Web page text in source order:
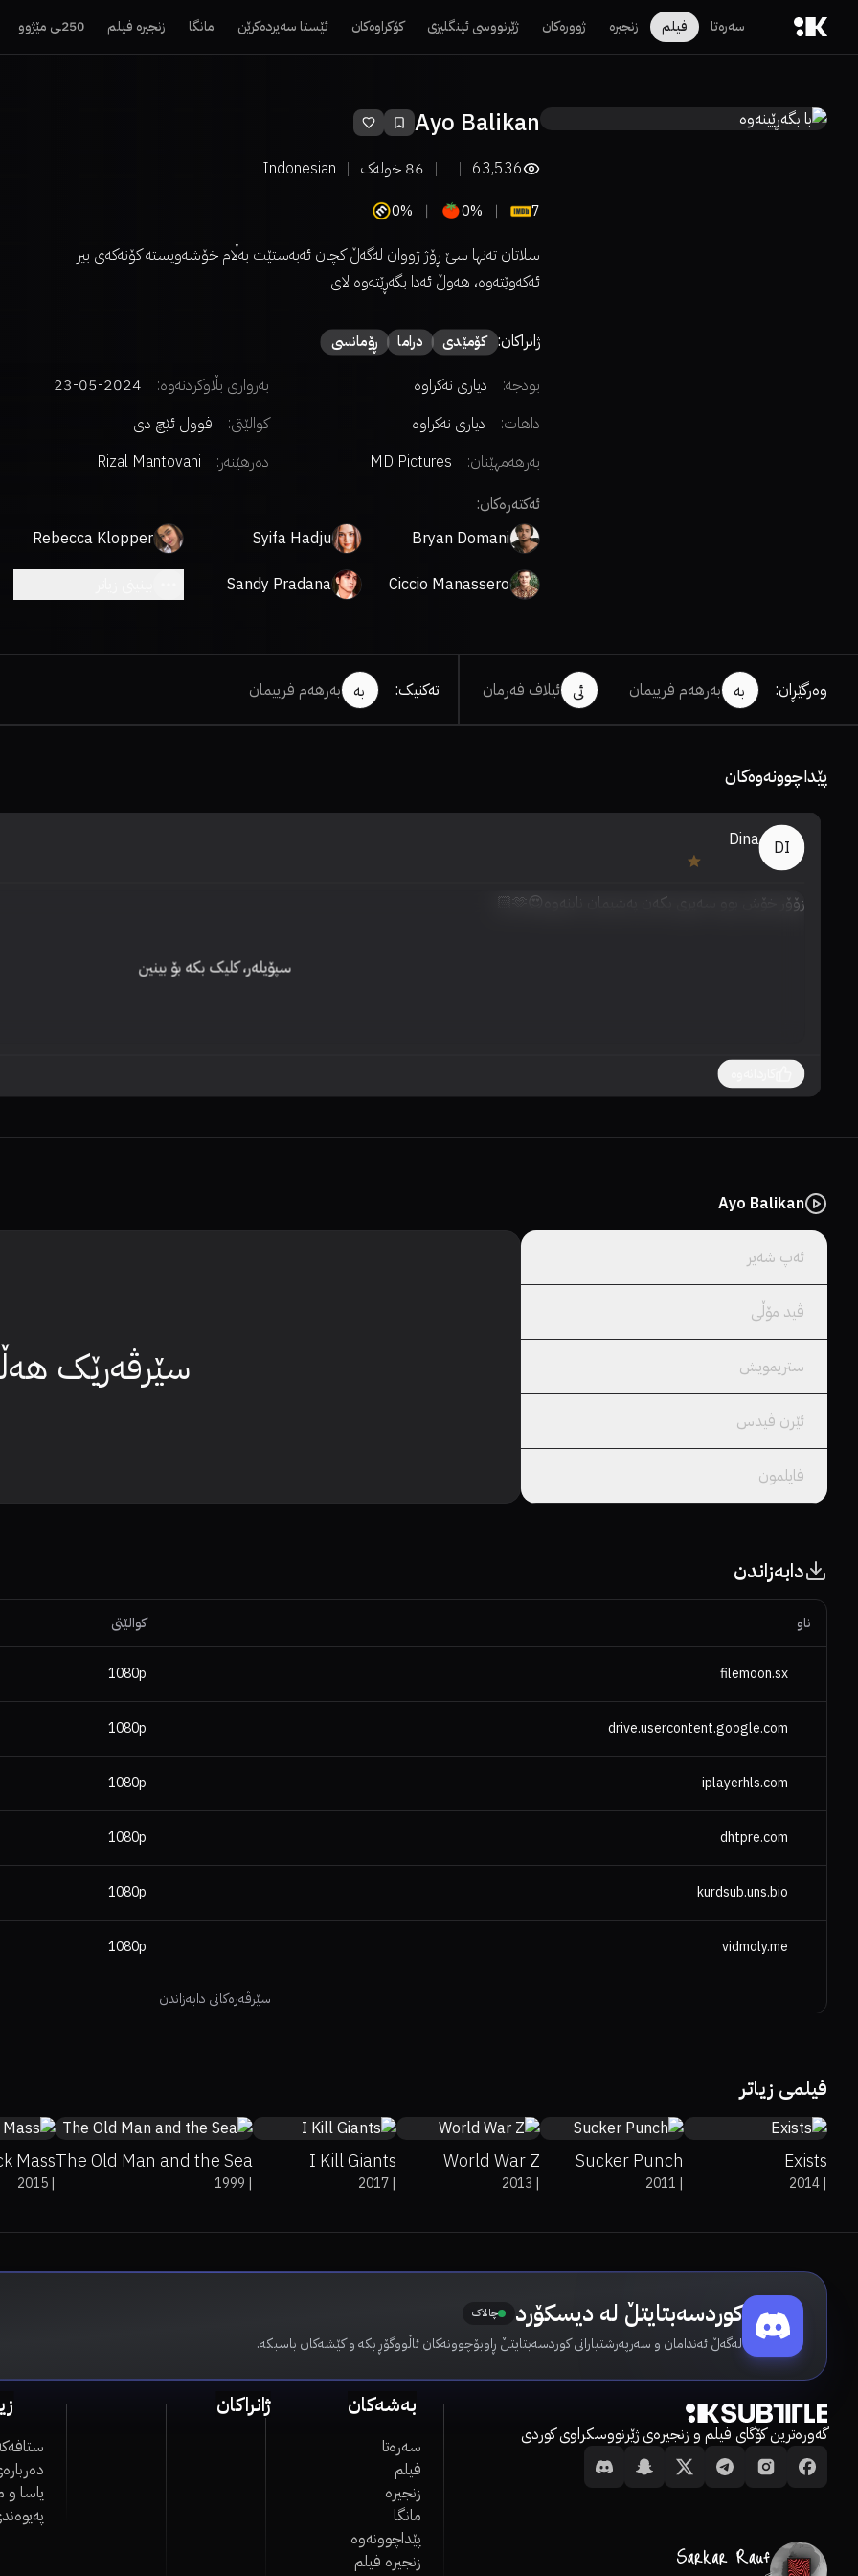
سەرەتا فیلم زنجیرە ژوورەکان ژێرنووسی ئینگلیزی کۆکراوەکان ئێستا سەیردەکرێن مانگا زنجیرە فیلم 250ـی مێژوو
Ayo Balikan
63,536
86 خولەک Indonesian
7
0%
0%
سلاتان تەنها سێ ڕۆژ ژووان لەگەڵ کچان ئەبەستێت بەڵام خۆشەویستە کۆنەکەی بیر
ئەکەوێتەوە، هەوڵ ئەدا بگەڕێتەوە لای
ژانراکان: كۆمێدی دراما ڕۆمانسی
بودجە: دیاری نەکراوە بەرواری بڵاوکردنەوە:
2024-05-23
داهات:
دیاری نەکراوە کوالێتی:
فوول ئێچ دی
بەرهەمهێنان:
MD Pictures دەرهێنەر:
Rizal Mantovani
ئەکتەرەکان:
Bryan Domani
Syifa Hadju
Rebecca Klopper
Ciccio Manassero
Sandy Pradana
وەرگێڕان: بە بەرهەم فرییمان ئی ئیلاف فەرمان تەکنیک: بە بەرهەم فرییمان
پێداچوونەوەکان
DI
Dina
سپۆیلەر، کلیک بکە بۆ بینین
زۆۆر خۆش بوو سەیری بکەن پەشیمان نابنەوە😍🫶🏻
Ayo Balikan
ئەپ شەیر
ڤید مۆڵى
ستریمویش
ئێرن ڤیدس
فایلمون
سێرڤەرێک
دابەزاندن
سێرڤەرەکانی دابەزاندن
ناو کوالێتی
filemoon.sx
1080p
drive.usercontent.google.com
1080p
iplayerhls.com
1080p
dhtpre.com
1080p
kurdsub.uns.bio
1080p
vidmoly.me
1080p
فیلمی زیاتر
Exists
|
2014
Sucker Punch
|
2011
World War Z
|
2013
I Kill Giants
|
2017
The Old Man and the Sea
|
1999
Mass
|
2015
کوردسەبتایتڵ لە دیسکۆرد چالاک
لەگەڵ ئەندامان و سەرپەرشتیارانی کوردسەبتایتڵ ڕاوبۆچوونەکان ئاڵووگۆڕ بکە و کێشەکان باسبکە.
گەورەترین کۆگای فیلم و زنجیرەی ژێرنووسکراوی کوردی
بەشەکان
سەرەتا
فیلم
زنجیرە
مانگا
پێداچوونەوە
زنجیرە فیلم
ژانراکان
یاسا و